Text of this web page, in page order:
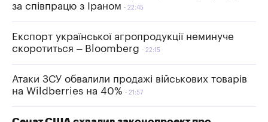
за співпрацю з Іраном
22:45
Експорт української агропродукції неминуче
скоротиться – Bloomberg
22:15
Атаки ЗСУ обвалили продажі військових товарів
на Wildberries на 40%
21:57